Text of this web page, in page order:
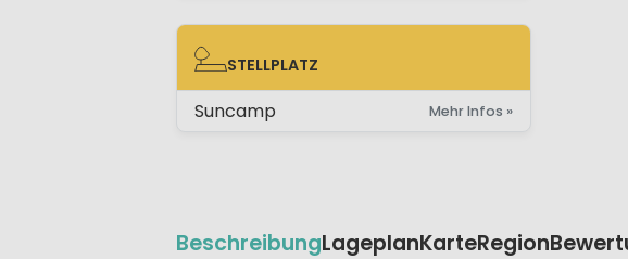
STELLPLATZ
STELLPLATZ
Suncamp Mehr Infos »
BeschreibungLageplanKarteRegion